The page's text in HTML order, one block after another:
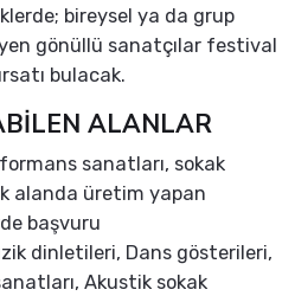
bireysel ya da grup
gönüllü sanatçılar festival
bulacak.
ALANLAR
sanatları, sokak
alanda üretim yapan
başvuru
dinletileri, Dans gösterileri,
Akustik sokak